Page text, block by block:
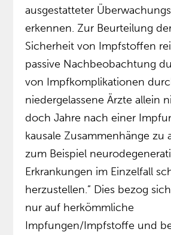
ausgestatteter
erkennen. Zur Beurteilung
Sicherheit von Impfstoffen
passive Nachbeobachtung
von Impfkomplikationen
niedergelassene Ärzte allein
doch Jahre nach einer
kausale Zusammenhänge zu
zum Beispiel
Erkrankungen im Einzelfall
herzustellen.” Dies bezog
nur auf herkömmliche
Impfungen/Impfstoffe und